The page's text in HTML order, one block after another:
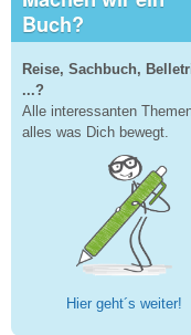
Buch?
Reise, Sachbuch,
...?
Alle interessanten
alles was Dich bewegt.
Hier geht´s weiter!